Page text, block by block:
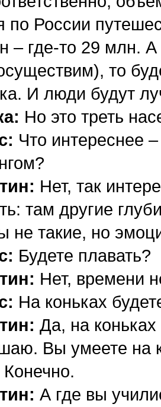
по России
– где-то 29 млн.
то
И люди будут
Но это треть
Что интереснее
Нет, так
там другие
не такие, но
Будете плавать?
Нет, времени
На коньках
Да, на
Вы умеете на
Конечно.
А где вы